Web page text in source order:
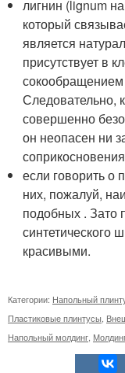
лигнин (lignum
который
является
присутствует в
сокообращением
Следовательно,
совершенно
он неопасен ни
если говорить о
них, пожалуй,
подобных . Зато
синтетического
красивыми.
Категории: Напольный
Пластиковые плинтусы
Напольный молдинг